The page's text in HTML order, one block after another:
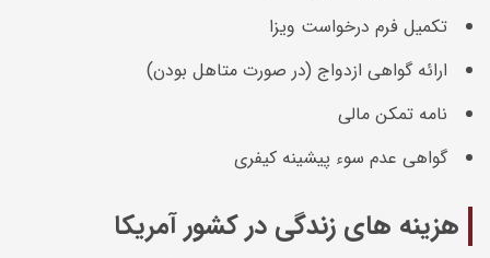
تکمیل فرم درخواست ویزا
ارائه گواهی ازدواج (در صورت متاهل بودن)
نامه تمکن مالی
گواهی عدم سوء پیشینه کیفری
هزینه های زندگی در کشور آمریکا